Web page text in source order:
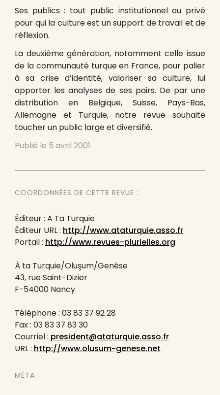
Ses publics : tout public institutionnel ou privé
pour qui la culture est un support de travail et de
réflexion.
La deuxième génération, notamment celle issue
de la communauté turque en France, pour palier
à sa crise d’identité, valoriser sa culture, lui
apporter les analyses de ses pairs. De par une
distribution en Belgique, Suisse, Pays-Bas,
Allemagne et Turquie, notre revue souhaite
toucher un public large et diversifié.
Publié le 5 avril 2001
COORDONNÉES DE CETTE REVUE :
Éditeur : A Ta Turquie
Éditeur URL : http://www.ataturquie.asso.fr
Portail : http://www.revues-plurielles.org
À ta Turquie/Oluşum/Genèse
43, rue Saint-Dizier
F-54000 Nancy
Téléphone : 03 83 37 92 28
Fax : 03 83 37 83 30
Courriel : president@ataturquie.asso.fr
URL : http://www.olusum-genese.net
MÉTA :